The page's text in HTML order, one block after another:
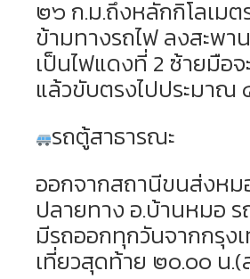
๒๖ ก.ม.ถึงหลักกิโลเม
ข้ามทางรถไฟ ลงสะพา
เป็นไฟแดงที่ 2 ซ้ายมือ
แล้วขับตรงไปประมาณ
รถตู้สาธารณะ
ออกจากสถานีขนส่งหม
ปลายทาง อ.บ้านหมอ
มีรถออกทุกวันจากกรุง
เที่ยวสุดท้าย ๒๐.๐๐ น